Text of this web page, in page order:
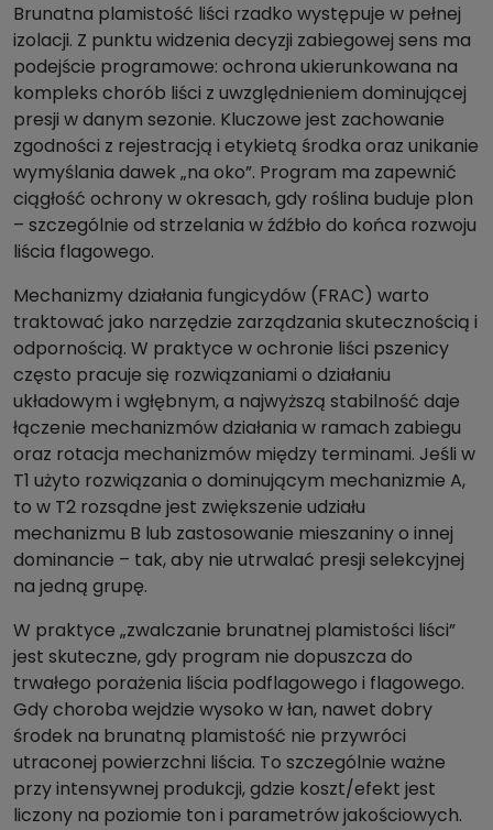
Brunatna plamistość liści rzadko występuje w pełnej
izolacji. Z punktu widzenia decyzji zabiegowej sens ma
podejście programowe: ochrona ukierunkowana na
kompleks chorób liści z uwzględnieniem dominującej
presji w danym sezonie. Kluczowe jest zachowanie
zgodności z rejestracją i etykietą środka oraz unikanie
wymyślania dawek „na oko”. Program ma zapewnić
ciągłość ochrony w okresach, gdy roślina buduje plon
– szczególnie od strzelania w źdźbło do końca rozwoju
liścia flagowego.
Mechanizmy działania fungicydów (FRAC) warto
traktować jako narzędzie zarządzania skutecznością i
odpornością. W praktyce w ochronie liści pszenicy
często pracuje się rozwiązaniami o działaniu
układowym i wgłębnym, a najwyższą stabilność daje
łączenie mechanizmów działania w ramach zabiegu
oraz rotacja mechanizmów między terminami. Jeśli w
T1 użyto rozwiązania o dominującym mechanizmie A,
to w T2 rozsądne jest zwiększenie udziału
mechanizmu B lub zastosowanie mieszaniny o innej
dominancie – tak, aby nie utrwalać presji selekcyjnej
na jedną grupę.
W praktyce „zwalczanie brunatnej plamistości liści”
jest skuteczne, gdy program nie dopuszcza do
trwałego porażenia liścia podflagowego i flagowego.
Gdy choroba wejdzie wysoko w łan, nawet dobry
środek na brunatną plamistość nie przywróci
utraconej powierzchni liścia. To szczególnie ważne
przy intensywnej produkcji, gdzie koszt/efekt jest
liczony na poziomie ton i parametrów jakościowych.